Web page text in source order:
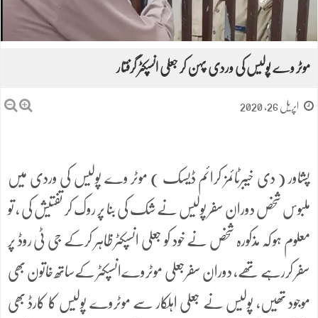
موٹر وے پولیس کی وردی پہن کر جعلی انسپکٹر گرفتار
اپریل 26, 2020
پشاور ( دی خیبرٹائمز کرائم ڈیسک ) موٹر وے پولیس کی وردی میں
ملبوس شخص دوران سفر پولیس نے شک کی بنا پر روک کر تفتیش کی ، تو
معلوم ہو کہ مذکورہ شخص نے خود کو جعلی انسپکٹر ظاہر کرکے جی ٹی روڈ پر
سفر کررہے تھے، دوران سفرجعلی موٹروےانسپکٹر کےساتھ خاتون بھی
موجود تھیں، پولیس نے جعلی اہلکار سے موٹروے پولیس کا کارڈ بھی